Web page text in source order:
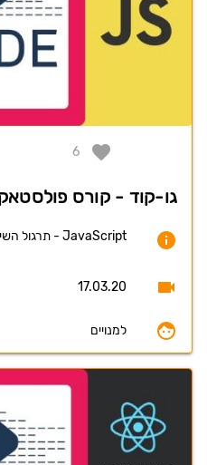
6
גו-קוד - קורס פולסטאק
JavaScript - תרגול השימוש במערכים - Arrays
17.03.20
למנויים